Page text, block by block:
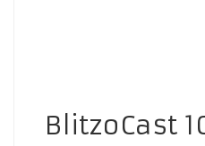
BlitzoCast